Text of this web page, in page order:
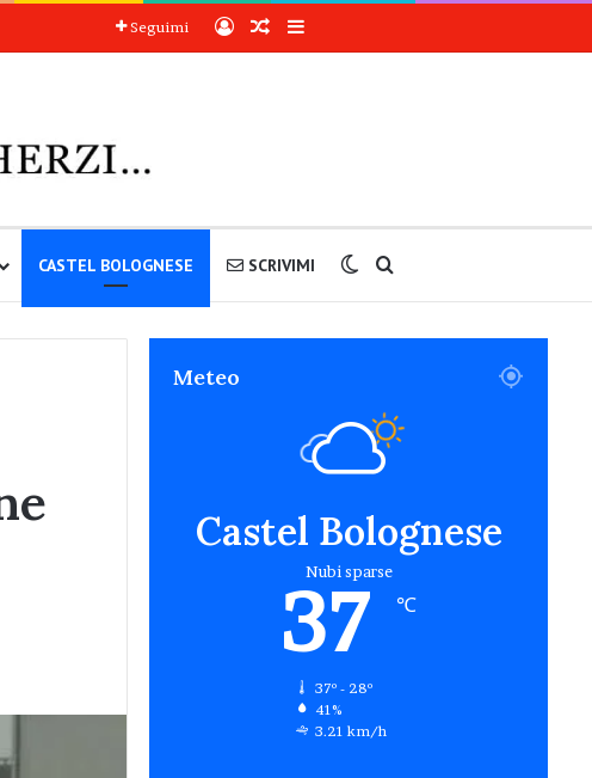
Seguimi AccediArticoli a sorpresa
Barra laterale
CASTEL BOLOGNESE SCRIVIMI Cambia aspetto
Meteo
Castel Bolognese
Nubi sparse
37 ℃
37º - 28º
41%
3.21 km/h